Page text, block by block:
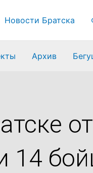
Новости Братска
Архив
14